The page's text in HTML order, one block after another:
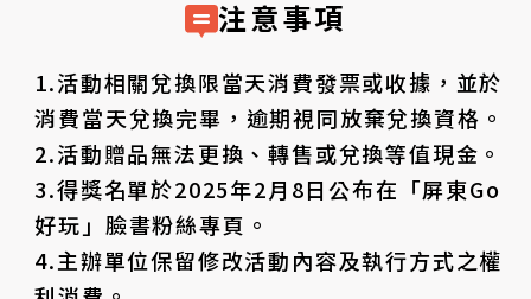
注意事項
1.活動相關兌換限當天消費發票或收據，並於
消費當天兌換完畢，逾期視同放棄兌換資格。
2.活動贈品無法更換、轉售或兌換等值現金。
3.得獎名單於2025年2月8日公布在「屏東Go
好玩」臉書粉絲專頁。
4.主辦單位保留修改活動內容及執行方式之權